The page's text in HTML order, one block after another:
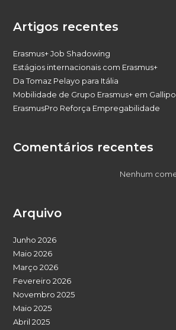
Artigos recentes
Erasmus+ Job Shadowing
Estágios internacionais com Erasmus+
Da Tomaz Pelayo para Itália
Mobilidade de Grupo Erasmus+ em
ErasmusPro Reforça Empregabilidade
Comentários recentes
Nenhum
Arquivo
Junho 2026
Maio 2026
Março 2026
Fevereiro 2026
Novembro 2025
Maio 2025
Abril 2025